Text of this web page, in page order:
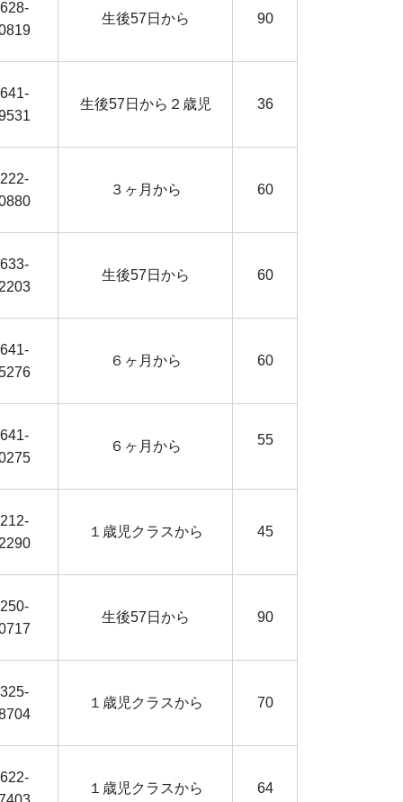
628-
生後57日から 90
641-
生後57日から２歳児 36
222-
３ヶ月から 60
633-
生後57日から 60
641-
６ヶ月から 60
641-
６ヶ月から 55
212-
１歳児クラスから 45
250-
生後57日から 90
325-
１歳児クラスから 70
622-
１歳児クラスから 64